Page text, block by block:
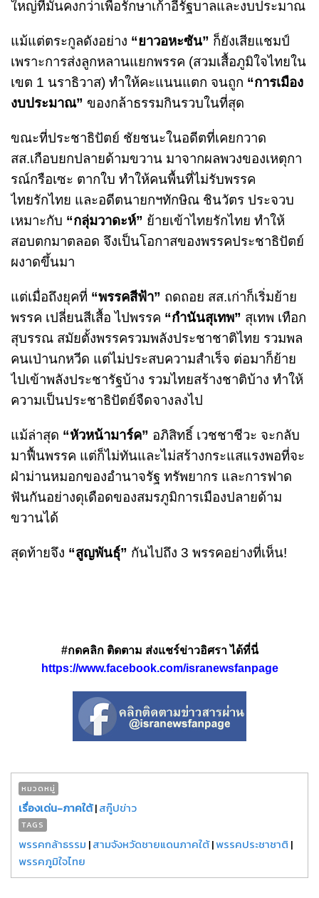
ใหญ่ที่มั่นคงกว่าเพื่อรักษาเก้าอี้รัฐบาลและงบประมาณ
แม้แต่ตระกูลดังอย่าง “ยาวอหะซัน” ก็ยังเสียแชมป์
เพราะการส่งลูกหลานแยกพรรค (สวมเสื้อภูมิใจไทยใน
เขต 1 นราธิวาส) ทำให้คะแนนแตก จนถูก “การเมือง
งบประมาณ” ของกล้าธรรมกินรวบในที่สุด
ขณะที่ประชาธิปัตย์ ชัยชนะในอดีตที่เคยกวาด
สส.เกือบยกปลายด้ามขวาน มาจากผลพวงของเหตุกา
รณ์กรือเซะ ตากใบ ทำให้คนพื้นที่ไม่รับพรรค
ไทยรักไทย และอดีตนายกฯทักษิณ ชินวัตร ประจวบ
เหมาะกับ “กลุ่มวาดะห์” ย้ายเข้าไทยรักไทย ทำให้
สอบตกมาตลอด จึงเป็นโอกาสของพรรคประชาธิปัตย์
ผงาดขึ้นมา
แต่เมื่อถึงยุคที่ “พรรคสีฟ้า” ถดถอย สส.เก่าก็เริ่มย้าย
พรรค เปลี่ยนสีเสื้อ ไปพรรค “กำนันสุเทพ” สุเทพ เทือก
สุบรรณ สมัยตั้งพรรครวมพลังประชาชาติไทย รวมพล
คนเป่านกหวีด แต่ไม่ประสบความสำเร็จ ต่อมาก็ย้าย
ไปเข้าพลังประชารัฐบ้าง รวมไทยสร้างชาติบ้าง ทำให้
ความเป็นประชาธิปัตย์จืดจางลงไป
แม้ล่าสุด “หัวหน้ามาร์ค” อภิสิทธิ์ เวชชาชีวะ จะกลับ
มาฟื้นพรรค แต่ก็ไม่ทันและไม่สร้างกระแสแรงพอที่จะ
ฝ่าม่านหมอกของอำนาจรัฐ ทรัพยากร และการฟาด
ฟันกันอย่างดุเดือดของสมรภูมิการเมืองปลายด้าม
ขวานได้
สุดท้ายจึง “สูญพันธุ์” กันไปถึง 3 พรรคอย่างที่เห็น!
#กดคลิก ติดตาม ส่งแชร์ข่าวอิศรา ได้ที่นี่
https://www.facebook.com/isranewsfanpage
หมวดหมู่
เรื่องเด่น-ภาคใต้|สกู๊ปข่าว
TAGS
พรรคกล้าธรรม |สามจังหวัดชายแดนภาคใต้|พรรคประชาชาติ |
พรรคภูมิใจไทย